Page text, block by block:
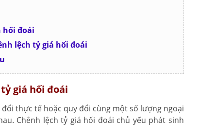
hối đoái
lệch tỷ giá hối đoái
giá hối đoái
thực tế hoặc quy đổi cùng một số lượng ngoại
Chênh lệch tỷ giá hối đoái chủ yếu phát sinh